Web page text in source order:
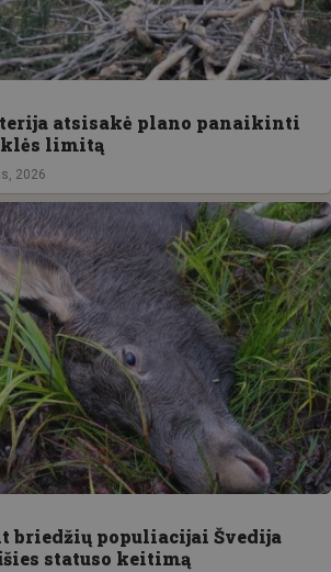
atsisakė plano panaikinti
limitą
2026
briedžių populiacijai Švedija
statuso keitimą